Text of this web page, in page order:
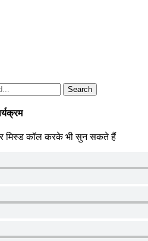
Search
मिस्ड कॉल करके भी सुन सकते हैं